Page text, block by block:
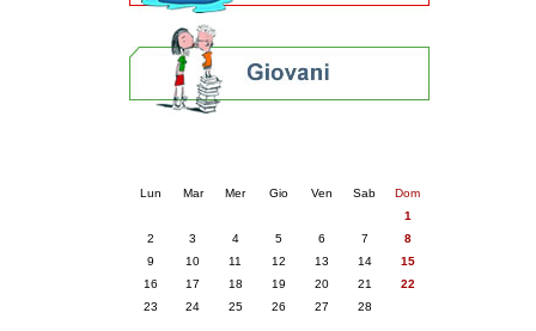
Lun Mar Mer Gio Ven Sab
Dom
1
2
3 4 5 6 7
8
9
10 11 12 13 14
15
16
17 18 19 20 21
22
23
24 25 26 27 28